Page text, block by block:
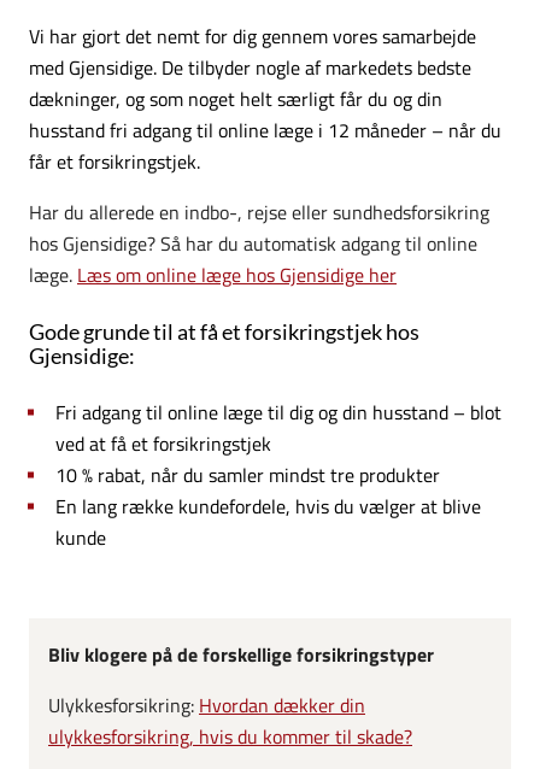
Vi har gjort det nemt for dig gennem vores samarbejde
med Gjensidige. De tilbyder nogle af markedets bedste
dækninger, og som noget helt særligt får du og din
husstand fri adgang til online læge i 12 måneder – når du
får et forsikringstjek.
Har du allerede en indbo-, rejse eller sundhedsforsikring
hos Gjensidige?Så har du automatisk adgang til online
læge. Læs om online læge hos Gjensidige her
Gode grunde til at få et forsikringstjek hos
Gjensidige:
Fri adgang til online læge til dig og din husstand – blot
ved at få et forsikringstjek
10 % rabat, når du samler mindst tre produkter
En lang række kundefordele, hvis du vælger at blive
kunde
Bliv klogere på de forskellige forsikringstyper
Ulykkesforsikring: Hvordan dækker din
ulykkesforsikring, hvis du kommer til skade?